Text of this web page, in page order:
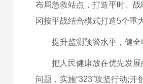
布局急救站点，打造平时、
冈按平战结合模式打造5个重
提升监测预警水平，健
把人民健康放在优先发
问题，实施“323”攻坚行动;